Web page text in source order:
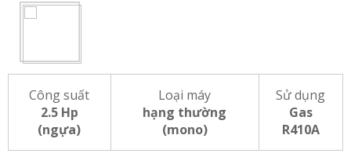
Công suất
2.5 Hp
(ngựa)
Loại máy
hạng thường
(mono)
Sử dụng
Gas
R410A